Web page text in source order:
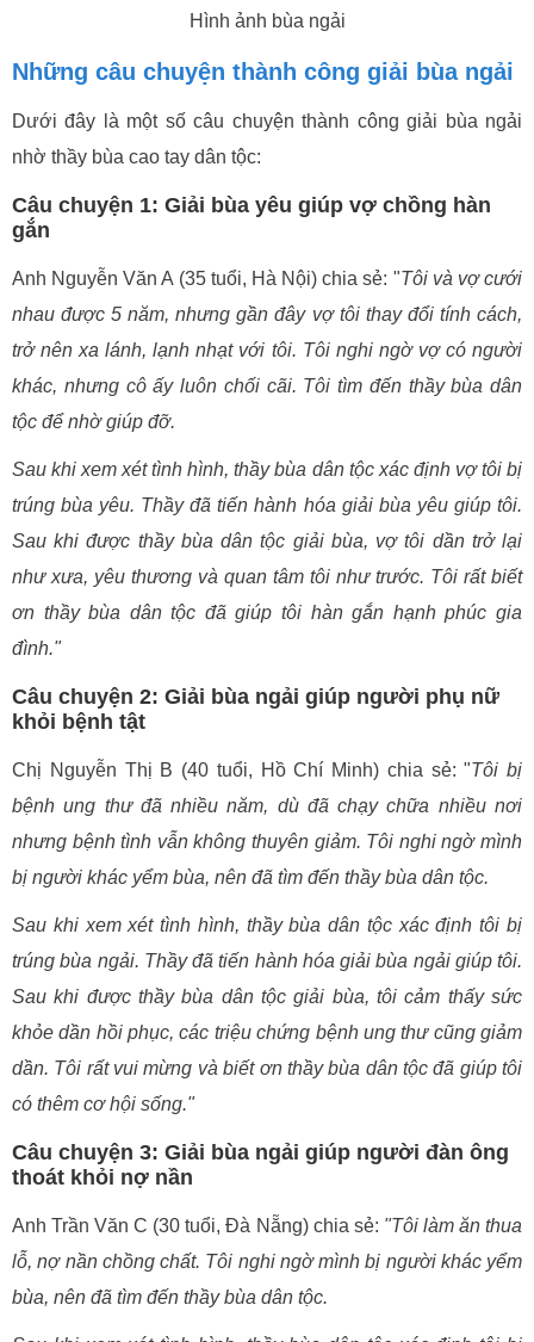
Hình ảnh bùa ngải
Những câu chuyện thành công giải bùa ngải
Dưới đây là một số câu chuyện thành công giải bùa ngải
nhờ thầy bùa cao tay dân tộc:
Câu chuyện 1: Giải bùa yêu giúp vợ chồng hàn
gắn
Anh Nguyễn Văn A (35 tuổi, Hà Nội) chia sẻ: "Tôi và vợ cưới
nhau được 5 năm, nhưng gần đây vợ tôi thay đổi tính cách,
trở nên xa lánh, lạnh nhạt với tôi. Tôi nghi ngờ vợ có người
khác, nhưng cô ấy luôn chối cãi. Tôi tìm đến thầy bùa dân
tộc để nhờ giúp đỡ.
Sau khi xem xét tình hình, thầy bùa dân tộc xác định vợ tôi bị
trúng bùa yêu. Thầy đã tiến hành hóa giải bùa yêu giúp tôi.
Sau khi được thầy bùa dân tộc giải bùa, vợ tôi dần trở lại
như xưa, yêu thương và quan tâm tôi như trước. Tôi rất biết
ơn thầy bùa dân tộc đã giúp tôi hàn gắn hạnh phúc gia
đình."
Câu chuyện 2: Giải bùa ngải giúp người phụ nữ
khỏi bệnh tật
Chị Nguyễn Thị B (40 tuổi, Hồ Chí Minh) chia sẻ: "Tôi bị
bệnh ung thư đã nhiều năm, dù đã chạy chữa nhiều nơi
nhưng bệnh tình vẫn không thuyên giảm. Tôi nghi ngờ mình
bị người khác yểm bùa, nên đã tìm đến thầy bùa dân tộc.
Sau khi xem xét tình hình, thầy bùa dân tộc xác định tôi bị
trúng bùa ngải. Thầy đã tiến hành hóa giải bùa ngải giúp tôi.
Sau khi được thầy bùa dân tộc giải bùa, tôi cảm thấy sức
khỏe dần hồi phục, các triệu chứng bệnh ung thư cũng giảm
dần. Tôi rất vui mừng và biết ơn thầy bùa dân tộc đã giúp tôi
có thêm cơ hội sống."
Câu chuyện 3: Giải bùa ngải giúp người đàn ông
thoát khỏi nợ nần
Anh Trần Văn C (30 tuổi, Đà Nẵng) chia sẻ: "Tôi làm ăn thua
lỗ, nợ nần chồng chất. Tôi nghi ngờ mình bị người khác yểm
bùa, nên đã tìm đến thầy bùa dân tộc.